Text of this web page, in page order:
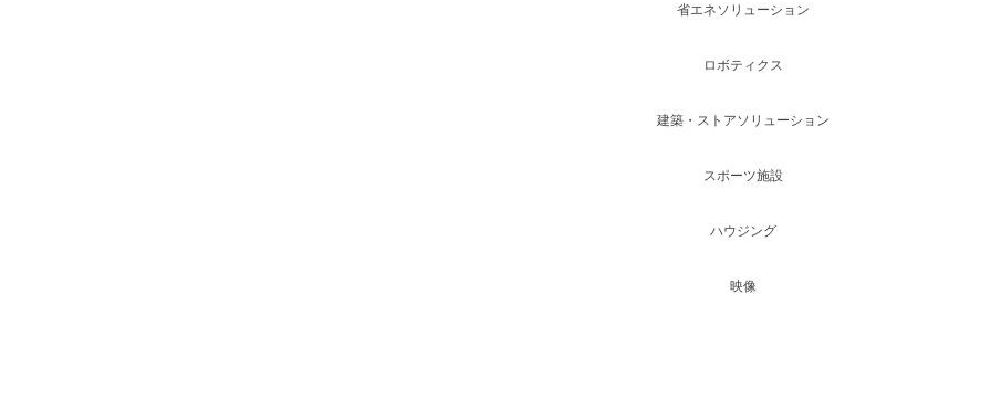
省エネソリューション
ロボティクス
建築・ストアソリューション
スポーツ施設
ハウジング
映像